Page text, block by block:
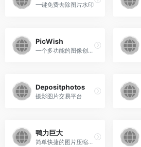
一键免费去除图片水印
PicWish
一个多功能的图像创意平台
Depositphotos
摄影图片交易平台
鸭力巨大
简单快捷的图片压缩体验